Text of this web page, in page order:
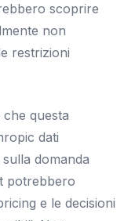
scoprire
non
restrizioni
questa
dati
domanda
potrebbero
e le decisioni